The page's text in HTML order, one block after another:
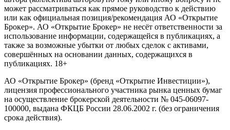
может рассматриваться как прямое руководство к действию
или как официальная позиция/рекомендация АО «Открытие
Брокер». АО «Открытие Брокер» не несёт ответственности за
использование информации, содержащейся в публикациях, а
также за возможные убытки от любых сделок с активами,
совершённых на основании данных, содержащихся в
публикациях. 18+
АО «Открытие Брокер» (бренд «Открытие Инвестиции»),
лицензия профессионального участника рынка ценных бумаг
на осуществление брокерской деятельности № 045-06097-
100000, выдана ФКЦБ России 28.06.2002 г. (без ограничения
срока действия).